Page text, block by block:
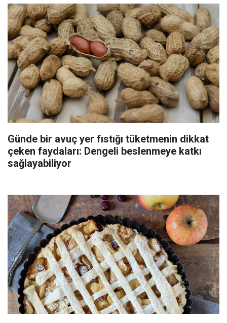
Günde bir avuç yer fıstığı tüketmenin dikkat
çeken faydaları: Dengeli beslenmeye katkı
sağlayabiliyor